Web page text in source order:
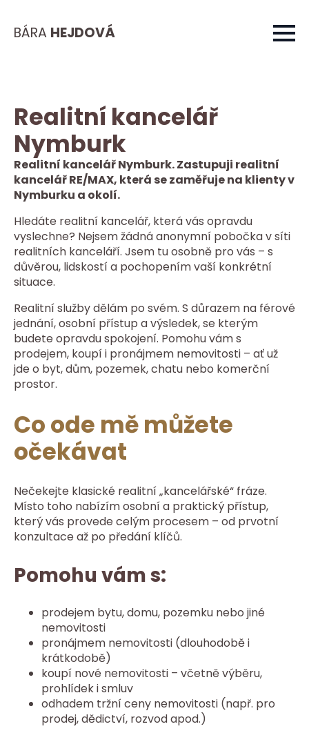
BÁRA HEJDOVÁ
Realitní kancelář
Nymburk
Realitní kancelář Nymburk. Zastupuji realitní
kancelář RE/MAX, která se zaměřuje na klienty v
Nymburku a okolí.
Hledáte realitní kancelář, která vás opravdu
vyslechne? Nejsem žádná anonymní pobočka v síti
realitních kanceláří. Jsem tu osobně pro vás – s
důvěrou, lidskostí a pochopením vaší konkrétní
situace.
Realitní služby dělám po svém. S důrazem na férové
jednání, osobní přístup a výsledek, se kterým
budete opravdu spokojení. Pomohu vám s
prodejem, koupí i pronájmem nemovitosti – ať už
jde o byt, dům, pozemek, chatu nebo komerční
prostor.
Co ode mě můžete
očekávat
Nečekejte klasické realitní „kancelářské“ fráze.
Místo toho nabízím osobní a praktický přístup,
který vás provede celým procesem – od prvotní
konzultace až po předání klíčů.
Pomohu vám s:
prodejem bytu, domu, pozemku nebo jiné
nemovitosti
pronájmem nemovitosti (dlouhodobě i
krátkodobě)
koupí nové nemovitosti – včetně výběru,
prohlídek i smluv
odhadem tržní ceny nemovitosti (např. pro
prodej, dědictví, rozvod apod.)